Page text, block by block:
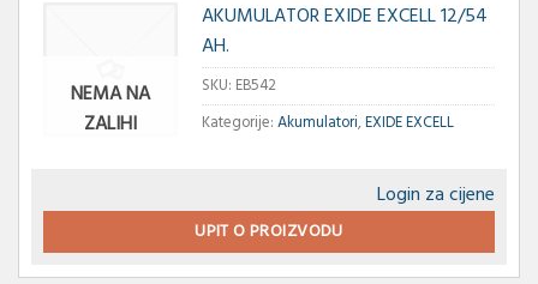
NEMA NA
ZALIHI
AKUMULATOR EXIDE EXCELL 12/54
AH.
SKU: EB542
Kategorije:Akumulatori,EXIDE EXCELL
Login za cijene
UPIT O PROIZVODU